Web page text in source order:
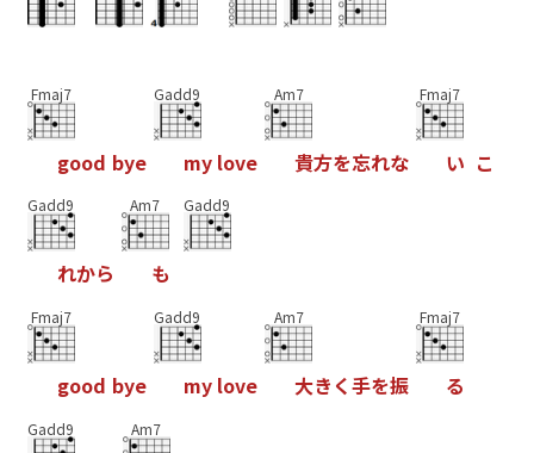
Fmaj7
good bye
Gadd9
my love
Am7
貴方を忘れな
Fmaj7
い こ
Gadd9
れから
Am7
も
Gadd9
Fmaj7
good bye
Gadd9
my love
Am7
大き く手を振
Fmaj7
る
Gadd9 Am7